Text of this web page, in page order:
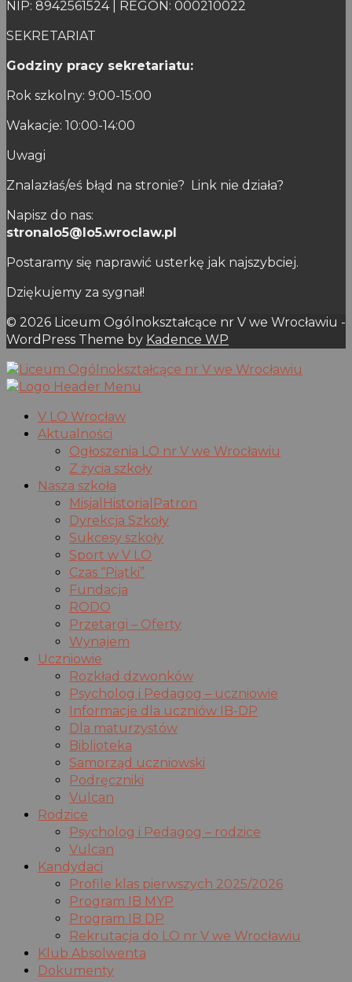
NIP: 8942561524 | REGON: 000210022
SEKRETARIAT
Godziny pracy sekretariatu:
Rok szkolny: 9:00-15:00
Wakacje: 10:00-14:00
Uwagi
Znalazłaś/eś błąd na stronie? Link nie działa?
Napisz do nas:
stronalo5@lo5.wroclaw.pl
Postaramy się naprawić usterkę jak najszybciej.
Dziękujemy za sygnał!
© 2026 Liceum Ogólnokształcące nr V we Wrocławiu -
WordPress Theme by Kadence WP
V LO Wrocław
Aktualności
Ogłoszenia LO nr V we Wrocławiu
Z życia szkoły
Nasza szkoła
Misja|Historia|Patron
Dyrekcja Szkoły
Sukcesy szkoły
Sport w V LO
Czas “Piątki”
Fundacja
RODO
Przetargi – Oferty
Wynajem
Uczniowie
Rozkład dzwonków
Psycholog i Pedagog – uczniowie
Informacje dla uczniów IB-DP
Dla maturzystów
Biblioteka
Samorząd uczniowski
Podręczniki
Vulcan
Rodzice
Psycholog i Pedagog – rodzice
Vulcan
Kandydaci
Profile klas pierwszych 2025/2026
Program IB MYP
Program IB DP
Rekrutacja do LO nr V we Wrocławiu
Klub Absolwenta
Dokumenty